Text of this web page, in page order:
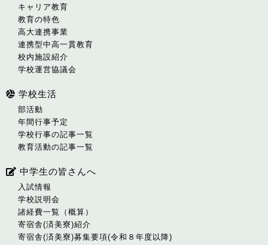
キャリア教育
教育の特色
高大連携事業
連携型中高一貫教育
校内施設紹介
学校運営協議会
学校生活
部活動
年間行事予定
学校行事の記事一覧
教育活動の記事一覧
中学生の皆さんへ
入試情報
学校説明会
諸経費一覧（概算）
寄宿舎(済美寮)紹介
寄宿舎(済美寮)募集要項(令和８年度以降)